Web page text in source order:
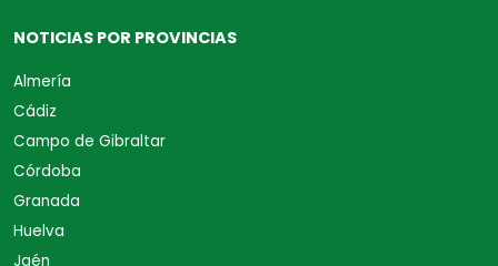
NOTICIAS POR PROVINCIAS
Almería
Cádiz
Campo de Gibraltar
Córdoba
Granada
Huelva
Jaén